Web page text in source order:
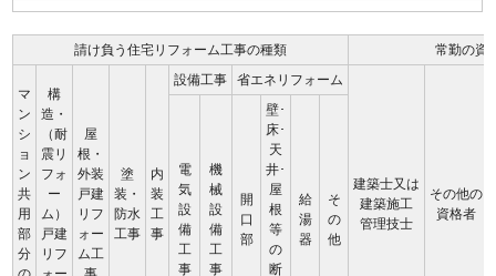
請け負う住宅リフォーム工事の種類 常勤の資
マ
ン
シ
ョ
ン
共
用
部
分
構
造・
（耐
震リ
フォ
ー
ム）
戸建
リフ
屋
根・
外装
戸建
リフ
ォー
ム工
塗
装・
防水
工事
内
装
工
事
設備工事 省エネリフォーム
建築士又は
建築施工
管理技士
その他の
資格者
電
気
設
備
工
事
機
械
設
備
工
事
開
口
部
壁･
床･
天
井･
屋
根
等
の
断
給
湯
器
そ
の
他